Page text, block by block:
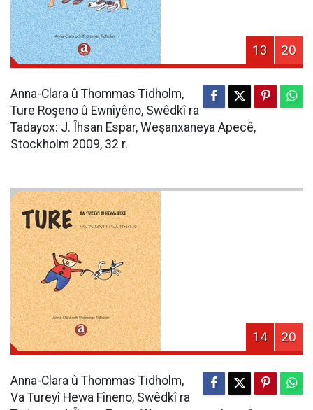
13 20
Anna-Clara û Thommas Tidholm,
Ture Roşeno û Ewnîyêno, Swêdkî ra
Tadayox: J. Îhsan Espar, Weşanxaneya Apecê,
Stockholm 2009, 32 r.
14 20
Anna-Clara û Thommas Tidholm,
Va Tureyî Hewa Fîneno, Swêdkî ra